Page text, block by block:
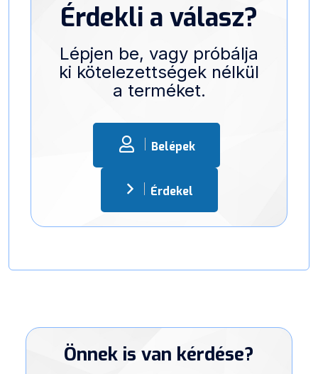
Érdekli a válasz?
Lépjen be, vagy próbálja
ki kötelezettségek nélkül
a terméket.
Belépek
Érdekel
Önnek is van kérdése?